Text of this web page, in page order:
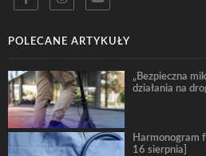
POLECANE ARTYKUŁY
„Bezpieczna
działania na
Harmonogram
16 sierpnia]